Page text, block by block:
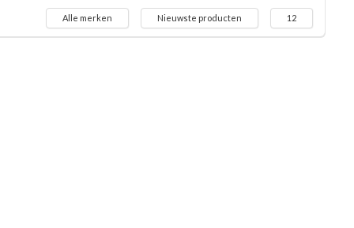
Alle merken Nieuwste producten 12